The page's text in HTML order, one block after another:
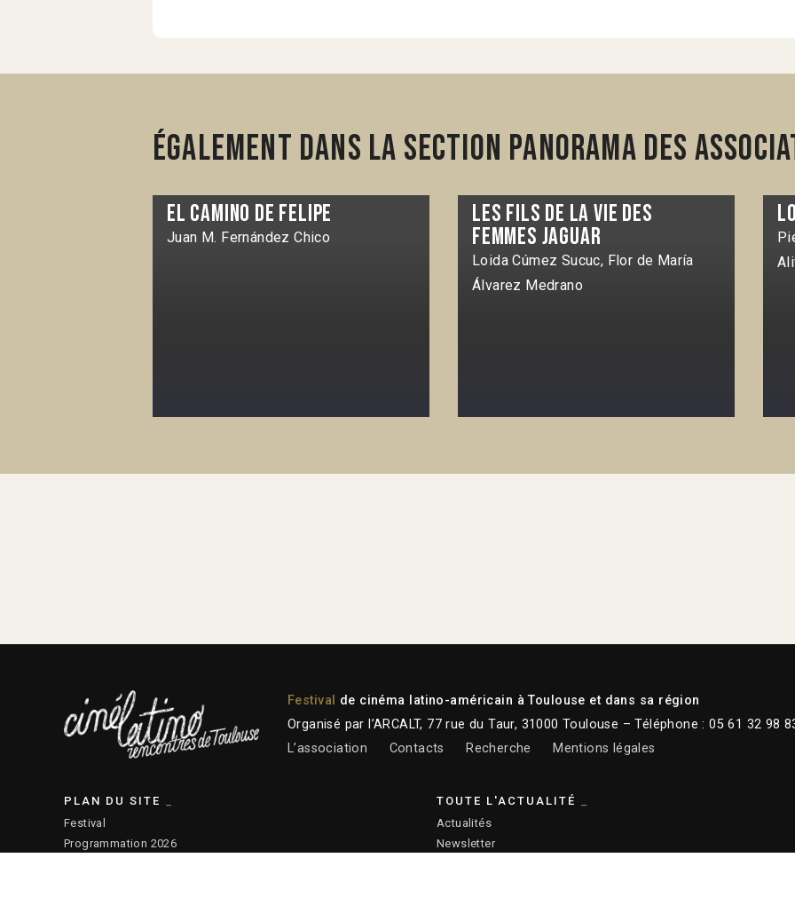
Également dans la section Panorama des
El Camino de Felipe
Juan M. Fernández Chico
Les Fils de la vie des
Femmes jaguar
Loida Cúmez Sucuc, Flor de María
Álvarez Medrano
Festival
de cinéma latino-américain à Toulouse et dans sa région
Organisé par l’ARCALT, 77 rue du Taur, 31000 Toulouse – Téléphone : 05 61 32 98
L’association
Contacts Recherche Mentions légales
PLAN DU SITE
Festival
Programmation 2026
TOUTE L'ACTUALITÉ
Actualités
Newsletter